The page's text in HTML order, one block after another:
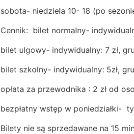
sobota- niedziela 10- 18 (po
Cennik: bilet normalny-
bilet ulgowy- indywidualny: 7 zł,
bilet szkolny- indywidualny: 5zł,
opłata za przewodnika : 2 zł od
bezpłatny wstęp w poniedziałki-
Bilety nie są sprzedawane na 15